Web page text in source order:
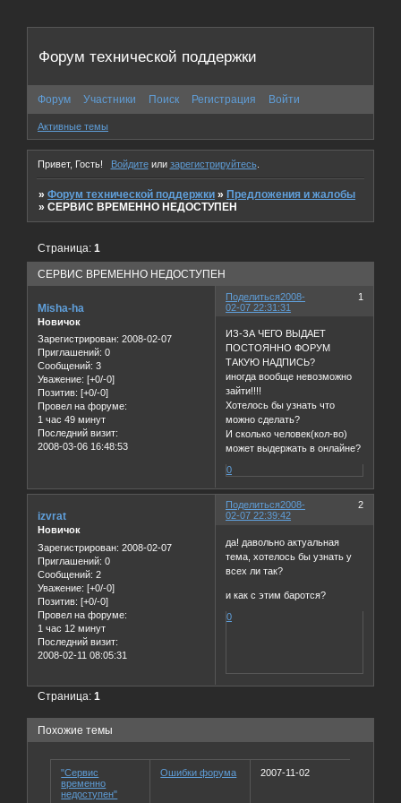
Форум технической поддержки
Форум Участники Поиск Регистрация Войти
Активные темы
Привет, Гость! Войдитеили зарегистрируйтесь.
»Форум технической поддержки »Предложения и жалобы
»СЕРВИС ВРЕМЕННО НЕДОСТУПЕН
СЕРВИС ВРЕМЕННО НЕДОСТУПЕН
Страница:1
Поделиться 1
2008-
02-07 22:31:31
Misha-ha
Новичок
Зарегистрирован: 2008-02-07
Приглашений: 0
Сообщений: 3
Уважение: [+0/-0]
Позитив: [+0/-0]
Провел на форуме:
1 час 49 минут
Последний визит:
2008-03-06 16:48:53
ИЗ-ЗА ЧЕГО ВЫДАЕТ
ПОСТОЯННО ФОРУМ
ТАКУЮ НАДПИСЬ?
иногда вообще невозможно
зайти!!!!
Хотелось бы узнать что
можно сделать?
И сколько человек(кол-во)
может выдержать в онлайне?
0
Поделиться 2
2008-
02-07 22:39:42
izvrat
Новичок
Зарегистрирован: 2008-02-07
Приглашений: 0
Сообщений: 2
Уважение: [+0/-0]
Позитив: [+0/-0]
Провел на форуме:
1 час 12 минут
Последний визит:
2008-02-11 08:05:31
да! давольно актуальная
тема, хотелось бы узнать у
всех ли так?
и как с этим баротся?
0
Страница:1
Похожие темы
"Сервис
временно
недоступен"
Ошибки форума 2007-11-02